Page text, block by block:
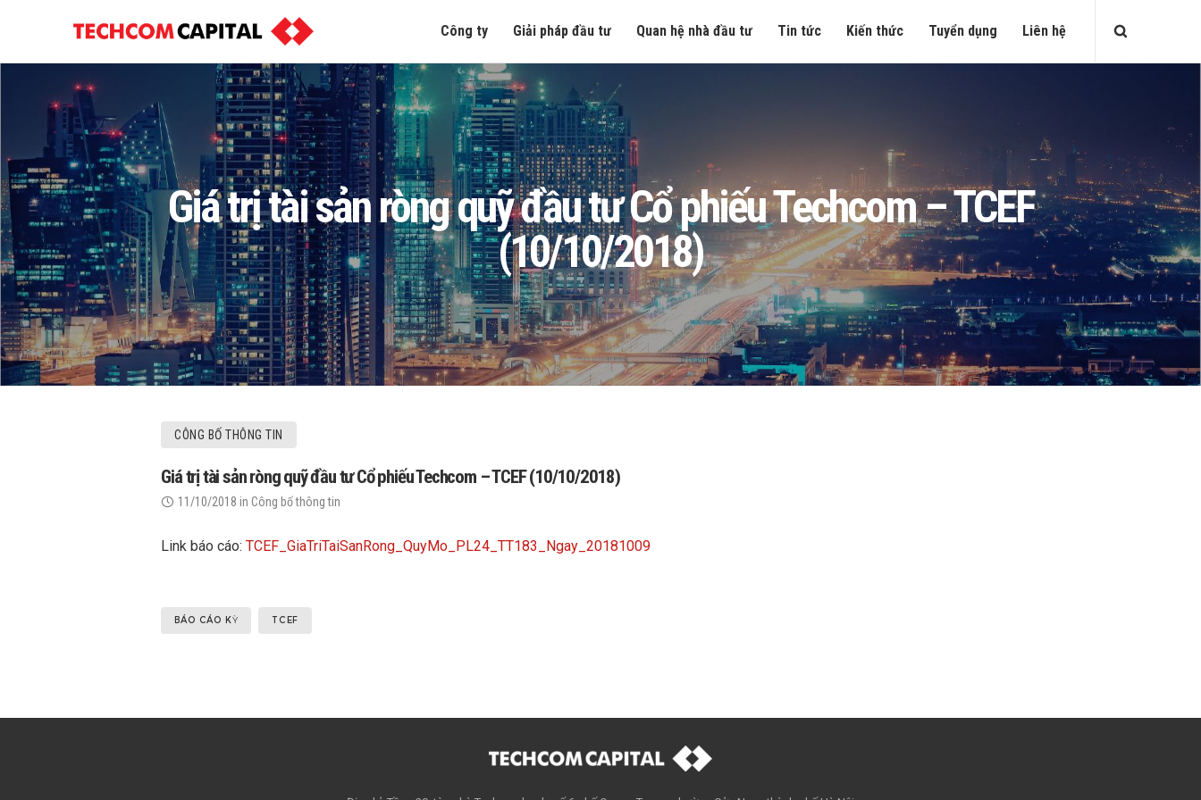
Công ty Giải pháp đầu tư Quan hệ nhà đầu tư Tin tức Kiến thức Tuyển dụng Liên hệ
Giá trị tài sản ròng quỹ đầu tư Cổ phiếu Techcom – TCEF
(10/10/2018)
CÔNG BỐ THÔNG TIN
Giá trị tài sản ròng quỹ đầu tư Cổ phiếu Techcom – TCEF (10/10/2018)
11/10/2018 in Công bố thông tin
Link báo cáo:TCEF_GiaTriTaiSanRong_QuyMo_PL24_TT183_Ngay_20181009
BÁO CÁO KỲ TCEF